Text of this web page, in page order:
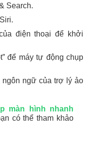
Search.
điện thoại để khởi
để máy tự động chụp
ngôn ngữ của trợ lý ảo
màn hình nhanh
có thể tham khảo